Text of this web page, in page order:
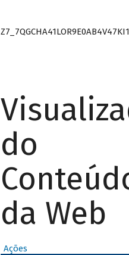
do
da Web
Ações